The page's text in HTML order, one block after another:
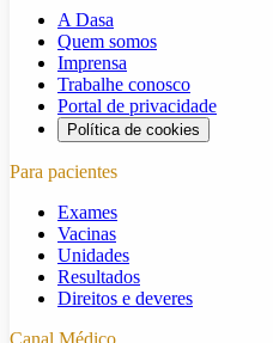
A Dasa
Quem somos
Imprensa
Trabalhe conosco
Portal de privacidade
Política de cookies
Para pacientes
Exames
Vacinas
Unidades
Resultados
Direitos e deveres
Canal Médico